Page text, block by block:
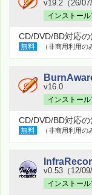
v19.2（26/07/
インストール
CD/DVD/BD対応
無料 （非商用利用の
v16.0
インストール
CD/DVD/BD対応
無料 （非商用利用の
v0.53（12/09/
インストール